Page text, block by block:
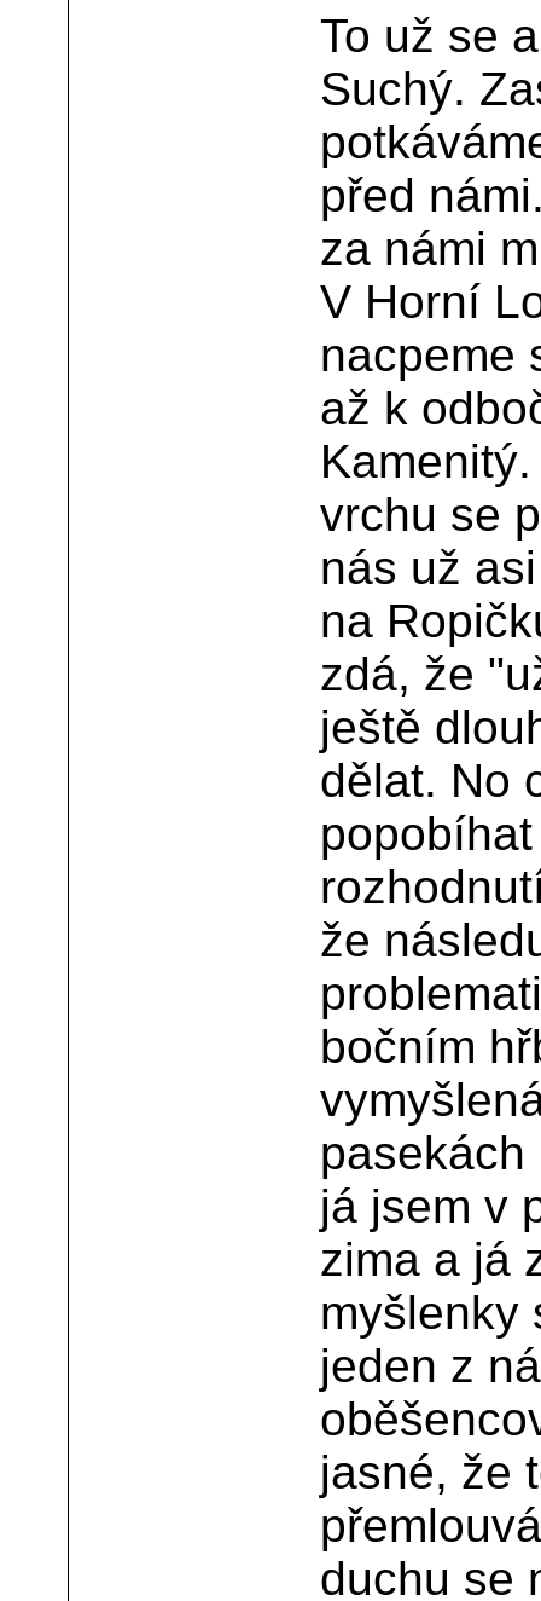
To už se
Suchý.
před
za námi
V Horní
nacpeme
až k
vrchu se
nás už
na
zdá, že
ještě
dělat. No
že
bočním
já jsem v
zima a já
myšlenky
jeden z
jasné, že
duchu se